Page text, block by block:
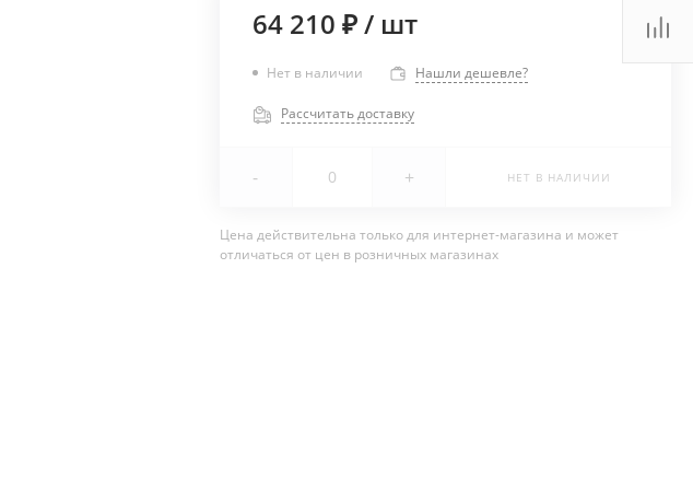
64 210 ₽/ шт
Нет в наличии Нашли дешевле?
Рассчитать доставку
- + НЕТ В НАЛИЧИИ
Цена действительна только для интернет-магазина и может
отличаться от цен в розничных магазинах